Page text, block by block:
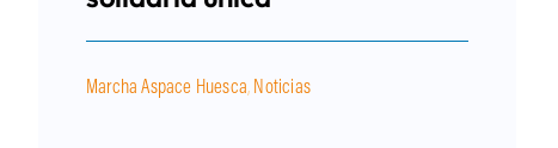
Marcha Aspace Huesca, Noticias